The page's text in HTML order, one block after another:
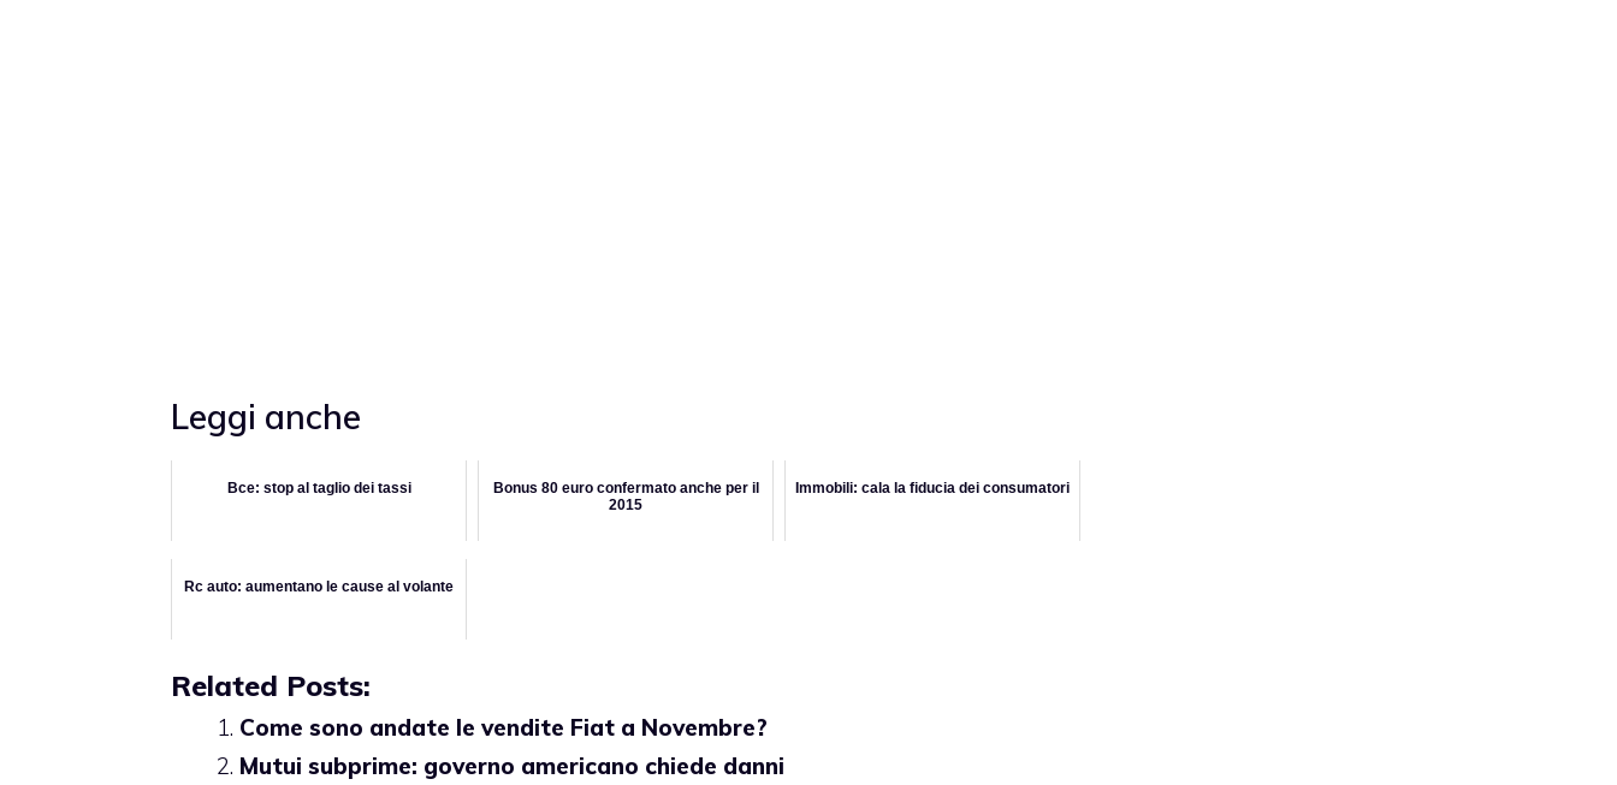
Leggi anche
Bce: stop al taglio dei tassi
Bonus 80 euro confermato anche per il
2015
Immobili: cala la fiducia dei consumatori
Rc auto: aumentano le cause al volante
Related Posts:
Come sono andate le vendite Fiat a Novembre?
Mutui subprime: governo americano chiede danni